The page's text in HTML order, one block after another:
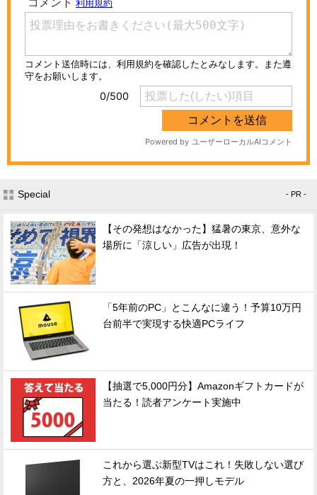
Special - PR -
【その発想はなかった】猛暑の東京、意外な
場所に「涼しい」広告が出現！
「5年前のPC」とこんなに違う！予算10万円
台前半で実現する快適PCライフ
【抽選で5,000円分】Amazonギフトカードが
当たる！読者アンケート実施中
これから選ぶ新型TVはこれ！失敗しない選び
方と、2026年夏の一押しモデル